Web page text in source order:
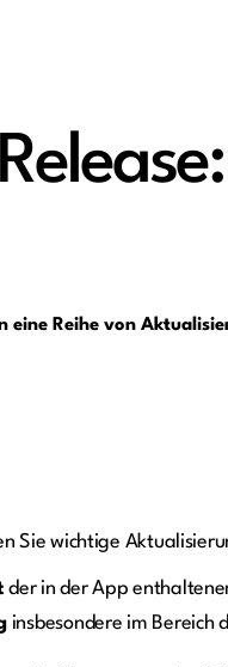
eine Reihe von
Sie wichtige
der in der App
insbesondere im Bereich